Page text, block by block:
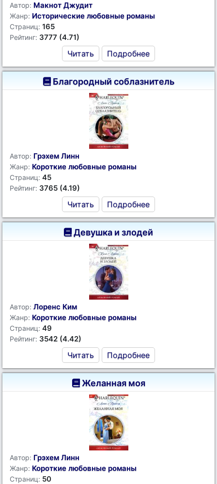
Автор: Макнот Джудит
Жанр: Исторические любовные романы
Страниц: 165
Рейтинг: 3777 (4.71)
Читать Подробнее
Благородный соблазнитель
Автор: Грэхем Линн
Жанр: Короткие любовные романы
Страниц: 45
Рейтинг: 3765 (4.19)
Читать Подробнее
Девушка и злодей
Автор: Лоренс Ким
Жанр: Короткие любовные романы
Страниц: 49
Рейтинг: 3542 (4.42)
Читать Подробнее
Желанная моя
Автор: Грэхем Линн
Жанр: Короткие любовные романы
Страниц: 50